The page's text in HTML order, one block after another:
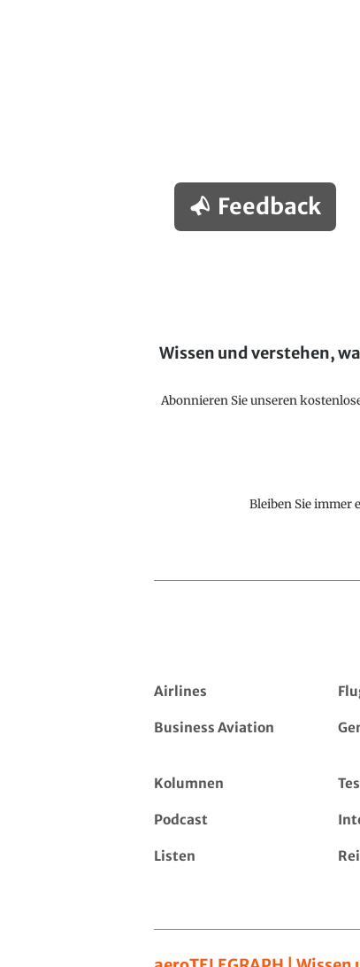
Feedback
Wissen und verstehen,
Abonnieren Sie unseren
Bleiben Sie immer
Airlines
Business Aviation
Kolumnen
Podcast
Listen